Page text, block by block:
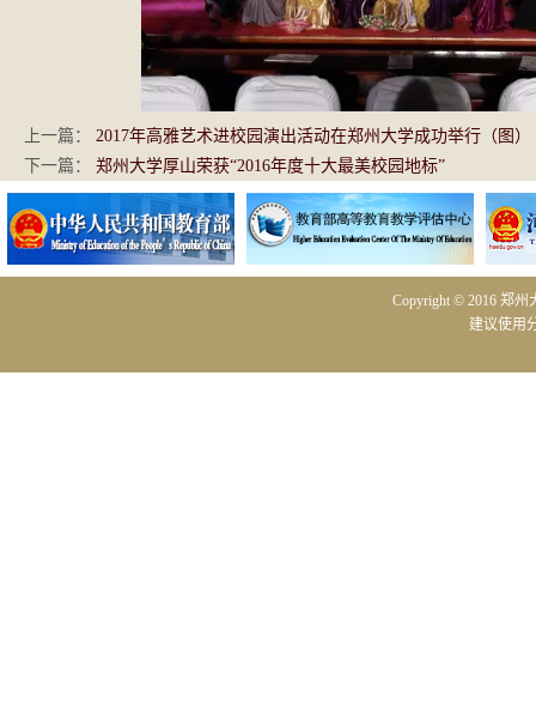
上一篇： 2017年高雅艺术进校园演出活动在郑州大学成功举行（图）
下一篇： 郑州大学厚山荣获“2016年度十大最美校园地标”
Copyright © 2016 郑州
建议使用